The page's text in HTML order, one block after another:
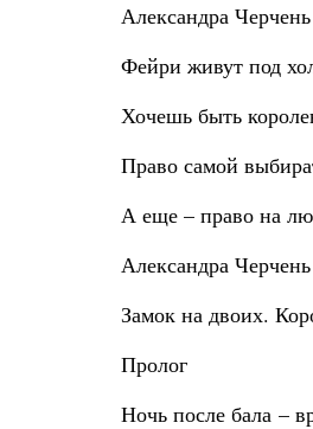
Александра Черчень
Фейри живут под
Хочешь быть
Право самой
А еще – право на
Александра Черчень
Замок на двоих.
Пролог
Ночь после бала –